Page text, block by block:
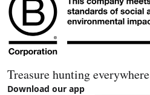
Treasure hunting everywhere
Download our app